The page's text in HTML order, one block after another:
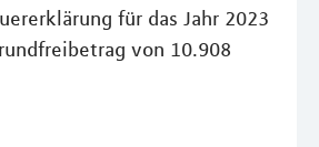
für das Jahr 2023
von 10.908